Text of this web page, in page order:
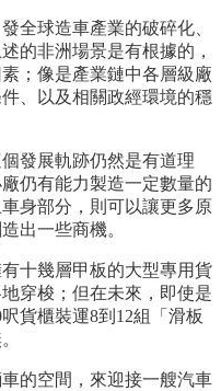
全球造車產業的破碎化、
的非洲場景是有根據的，
；像是產業鏈中各層級廠
、以及相關政經環境的穩
發展軌跡仍然是有道理
仍有能力製造一定數量的
身部分，則可以讓更多原
出一些商機。
十幾層甲板的大型專用貨
穿梭；但在未來，即使是
貨櫃裝運8到12組「滑板
的空間，來迎接一艘汽車